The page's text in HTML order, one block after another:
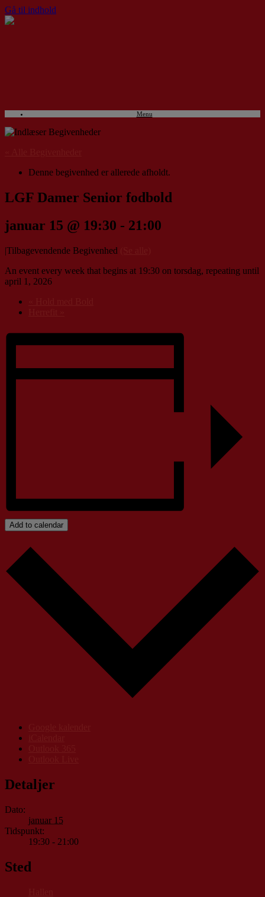
Gå til indhold
Menu
Denne begivenhed er allerede afholdt.
LGF Damer Senior fodbold
januar 15 @ 19:30 - 21:00
|Tilbagevendende Begivenhed
An event every week that begins at 19:30 on torsdag, repeating until
april 1, 2026
Add to calendar
Detaljer
Dato:
januar 15
Tidspunkt:
19:30 - 21:00
Sted